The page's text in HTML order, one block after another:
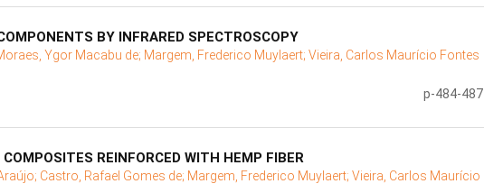
BY INFRARED SPECTROSCOPY
Ygor Macabu de; Margem, Frederico Muylaert; Vieira, Carlos Maurício Fontes
p-484-487
REINFORCED WITH HEMP FIBER
Castro, Rafael Gomes de; Margem, Frederico Muylaert; Vieira, Carlos Maurício